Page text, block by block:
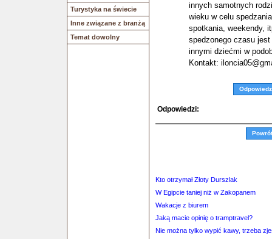
Turystyka na świecie
Inne związane z branżą
Temat dowolny
innych samotnych
wieku w celu
spotkania, weekendy,
spedzonego czasu
innymi dziećmi w
Kontakt:
Odpowiedz
Odpowiedzi:
Kto otrzymał Złoty Durszlak
W Egipcie taniej niż w Zakopanem
Wakacje z biurem
Jaką macie opinię o tramptravel?
Nie można tylko wypić kawy, trzeba